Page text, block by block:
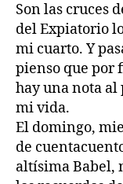
Son las cruces
del Expiatorio
mi cuarto. Y
pienso que por
hay una nota al
mi vida.
El domingo,
de
altísima Babel,